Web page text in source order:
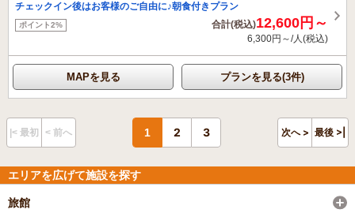
チェックイン後はお客様のご自由に♪朝食付きプラン
ポイント2% 合計(税込)12,600円～
6,300円～/人(税込)
MAPを見る プランを見る(3件)
|< 最初 < 前へ 1 2 3 次へ > 最後 >|
エリアを広げて施設を探す
旅館